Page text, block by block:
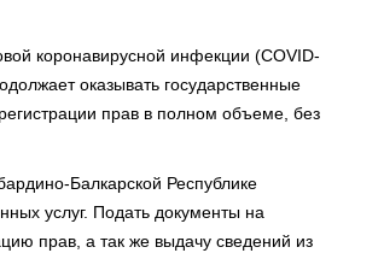
коронавирусной инфекции (COVID-
оказывать государственные
прав в полном объеме, без
Балкарской Республике
услуг. Подать документы на
прав, а так же выдачу сведений из